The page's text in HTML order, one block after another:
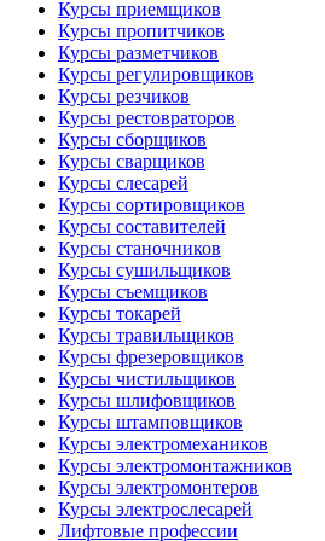
Курсы приемщиков
Курсы пропитчиков
Курсы разметчиков
Курсы регулировщиков
Курсы резчиков
Курсы рестовраторов
Курсы сборщиков
Курсы сварщиков
Курсы слесарей
Курсы сортировщиков
Курсы составителей
Курсы станочников
Курсы сушильщиков
Курсы съемщиков
Курсы токарей
Курсы травильщиков
Курсы фрезеровщиков
Курсы чистильщиков
Курсы шлифовщиков
Курсы штамповщиков
Курсы электромехаников
Курсы электромонтажников
Курсы электромонтеров
Курсы электрослесарей
Лифтовые профессии